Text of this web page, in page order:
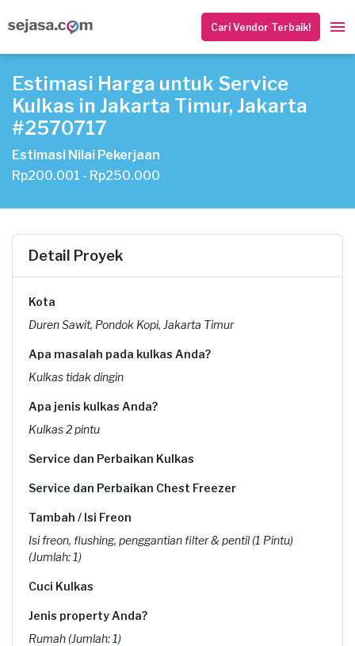
Cari Vendor Terbaik!
Estimasi Harga untuk Service
Kulkas in Jakarta Timur, Jakarta
#2570717
Estimasi Nilai Pekerjaan
Rp200.001 - Rp250.000
Detail Proyek
Kota
Duren Sawit, Pondok Kopi, Jakarta Timur
Apa masalah pada kulkas Anda?
Kulkas tidak dingin
Apa jenis kulkas Anda?
Kulkas 2 pintu
Service dan Perbaikan Kulkas
Service dan Perbaikan Chest Freezer
Tambah / Isi Freon
Isi freon, flushing, penggantian filter & pentil (1 Pintu)
(Jumlah: 1)
Cuci Kulkas
Jenis property Anda?
Rumah (Jumlah: 1)